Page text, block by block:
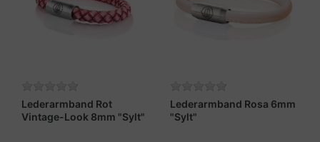
Lederarmband Rot
Vintage-Look 8mm "Sylt"
Lederarmband Rosa 6mm
"Sylt"